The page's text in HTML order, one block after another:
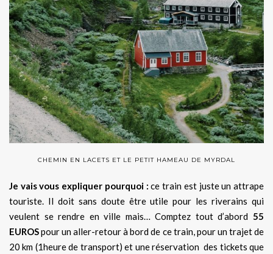
CHEMIN EN LACETS ET LE PETIT HAMEAU DE MYRDAL
Je vais vous expliquer pourquoi : ce train est juste un attrape
touriste. Il doit sans doute être utile pour les riverains qui
veulent se rendre en ville mais… Comptez tout d’abord 55
EUROSpour un aller-retour à bord de ce train, pour un trajet de
20 km (1heure de transport) et une réservation des tickets que